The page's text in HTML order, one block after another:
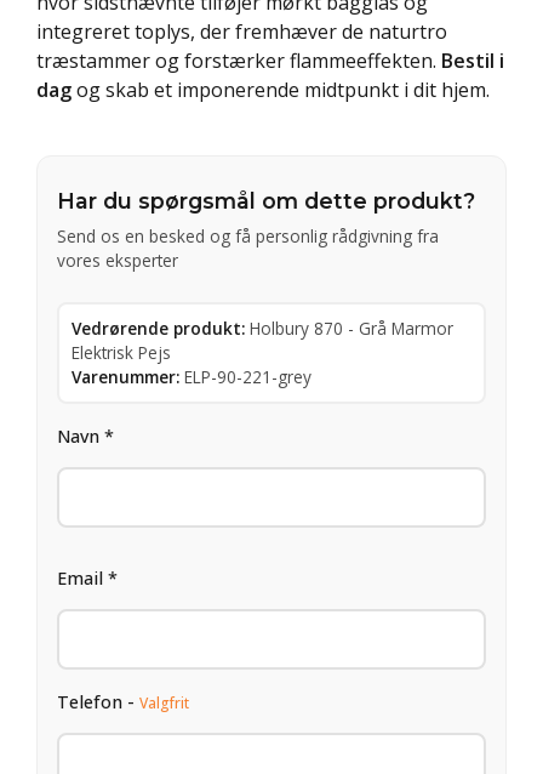
integreret toplys, der fremhæver de naturtro
træstammer og forstærker flammeeffekten. Bestil i
dagog skab et imponerende midtpunkt i dit hjem.
Har du spørgsmål om dette produkt?
Send os en besked og få personlig rådgivning fra
vores eksperter
Vedrørende produkt: Holbury 870 - Grå Marmor
Elektrisk Pejs
Varenummer: ELP-90-221-grey
Navn *
Email *
Telefon - Valgfrit